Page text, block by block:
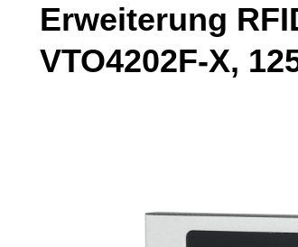
Erweiterung
VTO4202F-X,